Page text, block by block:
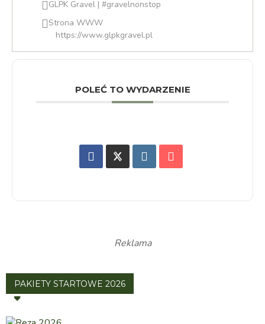
GLPK Gravel | #gravelnonstop
Strona WWW
https://www.glpkgravel.pl
POLEĆ TO WYDARZENIE
Reklama
PAKIETY STARTOWE 2026